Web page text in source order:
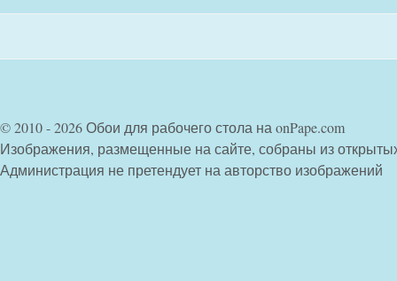
© 2010 - 2026 Обои для рабочего стола на onPape.com
Изображения, размещенные на сайте, собраны из
Администрация не претендует на авторство изображений